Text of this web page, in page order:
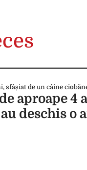
aproape 4
deschis o